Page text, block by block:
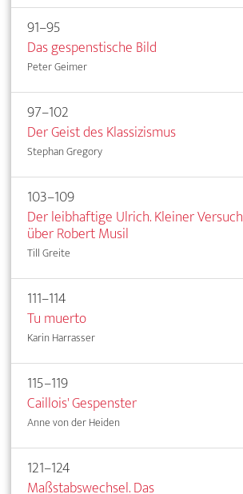
91–95
Das gespenstische Bild
Peter Geimer
97–102
Der Geist des Klassizismus
Stephan Gregory
103–109
Der leibhaftige Ulrich. Kleiner Versuch
über Robert Musil
Till Greite
111–114
Tu muerto
Karin Harrasser
115–119
Caillois' Gespenster
Anne von der Heiden
121–124
Maßstabswechsel. Das